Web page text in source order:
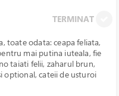
TERMINAT
toate odata: ceapa feliata,
mai putina iuteala, fie
taiati felii, zaharul brun,
optional, cateii de usturoi